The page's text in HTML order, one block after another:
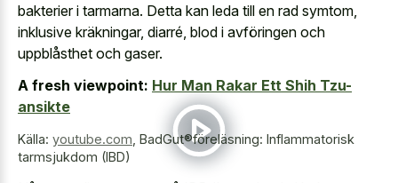
bakterier i tarmarna. Detta kan leda till en rad symtom,
inklusive kräkningar, diarré, blod i avföringen och
uppblåsthet och gaser.
A fresh viewpoint: Hur Man Rakar Ett Shih Tzu-
ansikte
Källa: youtube.com BadGut®föreläsning: Inflammatorisk
tarmsjukdom (IBD)